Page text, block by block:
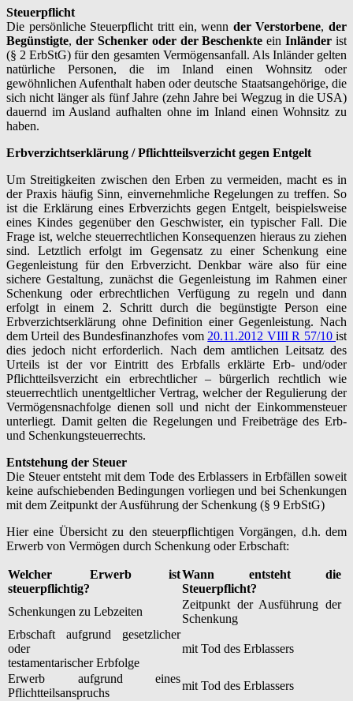
Steuerpflicht
Die persönliche Steuerpflicht tritt ein, wenn der Verstorbene, der
Begünstigte, der Schenker oder der Beschenkte einInländer ist
(§ 2 ErbStG) für den gesamten Vermögensanfall. Als Inländer gelten
natürliche Personen, die im Inland einen Wohnsitz oder
gewöhnlichen Aufenthalt haben oder deutsche Staatsangehörige, die
sich nicht länger als fünf Jahre (zehn Jahre bei Wegzug in die USA)
dauernd im Ausland aufhalten ohne im Inland einen Wohnsitz zu
haben.
Erbverzichtserklärung / Pflichtteilsverzicht gegen Entgelt
Um Streitigkeiten zwischen den Erben zu vermeiden, macht es in
der Praxis häufig Sinn, einvernehmliche Regelungen zu treffen. So
ist die Erklärung eines Erbverzichts gegen Entgelt, beispielsweise
eines Kindes gegenüber den Geschwister, ein typischer Fall. Die
Frage ist, welche steuerrechtlichen Konsequenzen hieraus zu ziehen
sind. Letztlich erfolgt im Gegensatz zu einer Schenkung eine
Gegenleistung für den Erbverzicht. Denkbar wäre also für eine
sichere Gestaltung, zunächst die Gegenleistung im Rahmen einer
Schenkung oder erbrechtlichen Verfügung zu regeln und dann
erfolgt in einem 2. Schritt durch die begünstigte Person eine
Erbverzichtserklärung ohne Definition einer Gegenleistung. Nach
dem Urteil des Bundesfinanzhofes vom 20.11.2012 VIII R 57/10ist
dies jedoch nicht erforderlich. Nach dem amtlichen Leitsatz des
Urteils ist der vor Eintritt des Erbfalls erklärte Erb- und/oder
Pflichtteilsverzicht ein erbrechtlicher – bürgerlich rechtlich wie
steuerrechtlich unentgeltlicher Vertrag, welcher der Regulierung der
Vermögensnachfolge dienen soll und nicht der Einkommensteuer
unterliegt. Damit gelten die Regelungen und Freibeträge des Erb-
und Schenkungsteuerrechts.
Entstehung der Steuer
Die Steuer entsteht mit dem Tode des Erblassers in Erbfällen soweit
keine aufschiebenden Bedingungen vorliegen und bei Schenkungen
mit dem Zeitpunkt der Ausführung der Schenkung (§ 9 ErbStG)
Hier eine Übersicht zu den steuerpflichtigen Vorgängen, d.h. dem
Erwerb von Vermögen durch Schenkung oder Erbschaft:
Welcher Erwerb ist
steuerpflichtig?
Wann entsteht die
Steuerpflicht?
Schenkungen zu Lebzeiten
Zeitpunkt der Ausführung der
Schenkung
Erbschaft aufgrund gesetzlicher
oder
testamentarischer Erbfolge
mit Tod des Erblassers
Erwerb aufgrund eines
Pflichtteilsanspruchs
mit Tod des Erblassers